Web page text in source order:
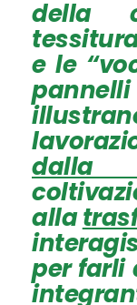
della
e le
dalla
alla
per farli